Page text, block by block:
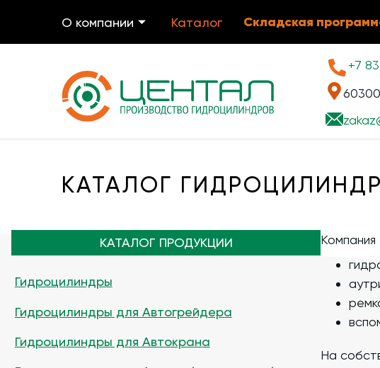
О компании Каталог Складская
+7
КАТАЛОГ
КАТАЛОГ ПРОДУКЦИИ
Гидроцилиндры
Гидроцилиндры для Автогрейдера
Гидроцилиндры для Автокрана
На